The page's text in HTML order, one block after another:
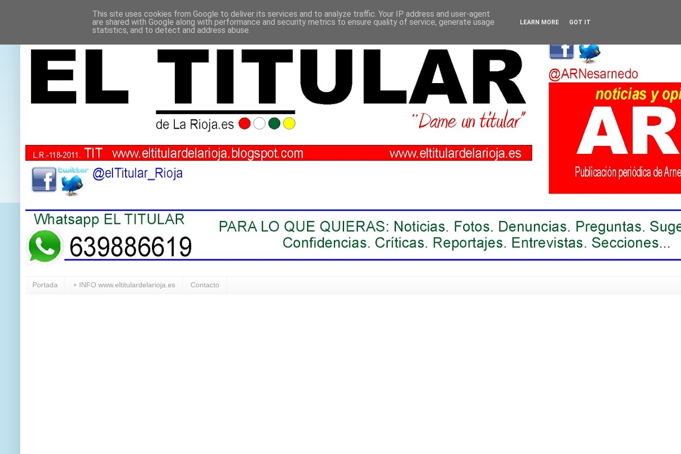
Portada + INFO www.eltitulardelarioja.es Contacto
This site uses cookies from Google to deliver its services and to analyze traffic. Your IP address and user-agent
are shared with Google along with performance and security metrics to ensure quality of service, generate usage
statistics, and to detect and address abuse.
LEARN MORE GOT IT